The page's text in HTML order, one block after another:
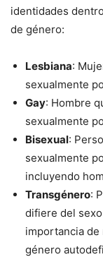
identidades
de género:
Lesbiana:
sexualmente
Gay: Hombre
sexualmente
Bisexual:
sexualmente
incluyendo
Transgénero:
difiere del
importancia
género